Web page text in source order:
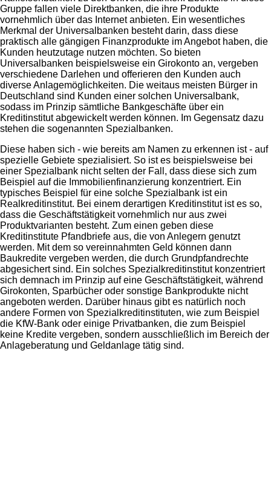
Gruppe fallen viele Direktbanken, die ihre Produkte
vornehmlich über das Internet anbieten. Ein wesentliches
Merkmal der Universalbanken besteht darin, dass diese
praktisch alle gängigen Finanzprodukte im Angebot haben, die
Kunden heutzutage nutzen möchten. So bieten
Universalbanken beispielsweise ein Girokonto an, vergeben
verschiedene Darlehen und offerieren den Kunden auch
diverse Anlagemöglichkeiten. Die weitaus meisten Bürger in
Deutschland sind Kunden einer solchen Universalbank,
sodass im Prinzip sämtliche Bankgeschäfte über ein
Kreditinstitut abgewickelt werden können. Im Gegensatz dazu
stehen die sogenannten Spezialbanken.
Diese haben sich - wie bereits am Namen zu erkennen ist - auf
spezielle Gebiete spezialisiert. So ist es beispielsweise bei
einer Spezialbank nicht selten der Fall, dass diese sich zum
Beispiel auf die Immobilienfinanzierung konzentriert. Ein
typisches Beispiel für eine solche Spezialbank ist ein
Realkreditinstitut. Bei einem derartigen Kreditinstitut ist es so,
dass die Geschäftstätigkeit vornehmlich nur aus zwei
Produktvarianten besteht. Zum einen geben diese
Kreditinstitute Pfandbriefe aus, die von Anlegern genutzt
werden. Mit dem so vereinnahmten Geld können dann
Baukredite vergeben werden, die durch Grundpfandrechte
abgesichert sind. Ein solches Spezialkreditinstitut konzentriert
sich demnach im Prinzip auf eine Geschäftstätigkeit, während
Girokonten, Sparbücher oder sonstige Bankprodukte nicht
angeboten werden. Darüber hinaus gibt es natürlich noch
andere Formen von Spezialkreditinstituten, wie zum Beispiel
die KfW-Bank oder einige Privatbanken, die zum Beispiel
keine Kredite vergeben, sondern ausschließlich im Bereich der
Anlageberatung und Geldanlage tätig sind.